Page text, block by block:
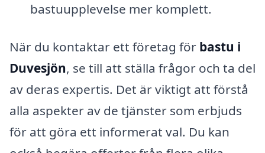
bastuupplevelse mer komplett.
När du kontaktar ett företag för bastu i
Duvesjön, se till att ställa frågor och ta del
av deras expertis. Det är viktigt att förstå
alla aspekter av de tjänster som erbjuds
för att göra ett informerat val. Du kan